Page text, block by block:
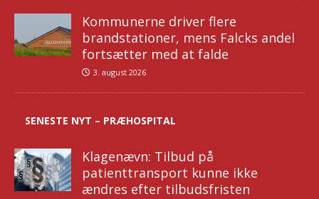
Kommunerne driver flere
brandstationer, mens Falcks andel
fortsætter med at falde
3. august 2026
SENESTE NYT – PRÆHOSPITAL
Klagenævn: Tilbud på
patienttransport kunne ikke
ændres efter tilbudsfristen